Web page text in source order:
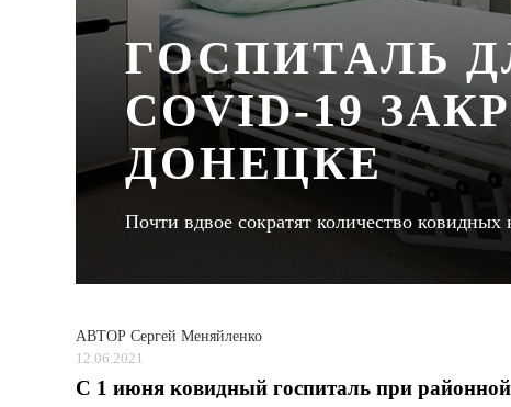
ГОСПИТАЛЬ
COVID-19
ДОНЕЦКЕ
Почти вдвое сократят количество
АВТОР Сергей Меняйленко
12.06.2021
С 1 июня ковидный госпиталь при